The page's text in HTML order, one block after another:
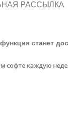
РАССЫЛКА
станет
софте каждую